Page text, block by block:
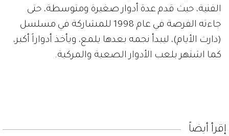
الفنية، حيث قدم عدة أدوار صغيرة ومتوسطة، حتى
جاءته الفرصة في عام 1998 للمشاركة في مسلسل
(دارت الأيام)، ليبدأ نجمه بعدها يلمع، ويأخذ أدواراً أكبر،
كما اشتهر بلعب الأدوار الصعبة والمركبة.
إقرأ أيضاً